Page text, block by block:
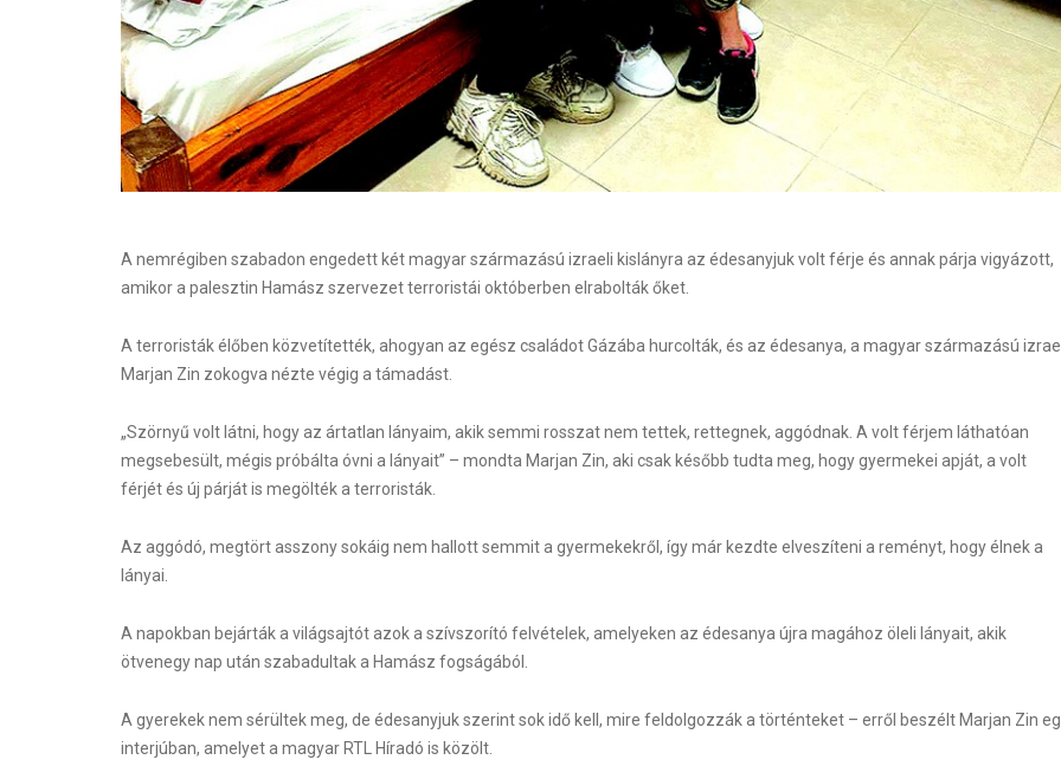
A nemrégiben szabadon engedett két magyar származású izraeli kislányra az édesanyjuk volt férje és annak párja vigyázott,
amikor a palesztin Hamász szervezet terroristái októberben elrabolták őket.
A terroristák élőben közvetítették, ahogyan az egész családot Gázába hurcolták, és az édesanya, a magyar származású
Marjan Zin zokogva nézte végig a támadást.
„Szörnyű volt látni, hogy az ártatlan lányaim, akik semmi rosszat nem tettek, rettegnek, aggódnak. A volt férjem láthatóan
megsebesült, mégis próbálta óvni a lányait” – mondta Marjan Zin, aki csak később tudta meg, hogy gyermekei apját, a volt
férjét és új párját is megölték a terroristák.
Az aggódó, megtört asszony sokáig nem hallott semmit a gyermekekről, így már kezdte elveszíteni a reményt, hogy élnek a
lányai.
A napokban bejárták a világsajtót azok a szívszorító felvételek, amelyeken az édesanya újra magához öleli lányait, akik
ötvenegy nap után szabadultak a Hamász fogságából.
A gyerekek nem sérültek meg, de édesanyjuk szerint sok idő kell, mire feldolgozzák a történteket – erről beszélt Marjan Zin
interjúban, amelyet a magyar RTL Híradó is közölt.